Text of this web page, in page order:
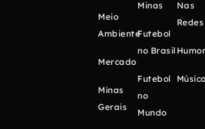
Meio
Ambiente
Mercado
Minas
Gerais
Minas
Futebol
no Brasil
Futebol
no
Mundo
Nas
Redes
Humor
Música